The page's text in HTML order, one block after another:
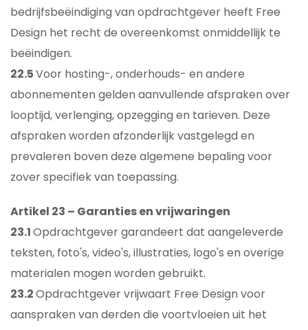
bedrijfsbeëindiging van opdrachtgever heeft Free
Design het recht de overeenkomst onmiddellijk te
beëindigen.
22.5Voor hosting-, onderhouds- en andere
abonnementen gelden aanvullende afspraken over
looptijd, verlenging, opzegging en tarieven. Deze
afspraken worden afzonderlijk vastgelegd en
prevaleren boven deze algemene bepaling voor
zover specifiek van toepassing.
Artikel 23 – Garanties en vrijwaringen
23.1Opdrachtgever garandeert dat aangeleverde
teksten, foto's, video's, illustraties, logo's en overige
materialen mogen worden gebruikt.
23.2Opdrachtgever vrijwaart Free Design voor
aanspraken van derden die voortvloeien uit het